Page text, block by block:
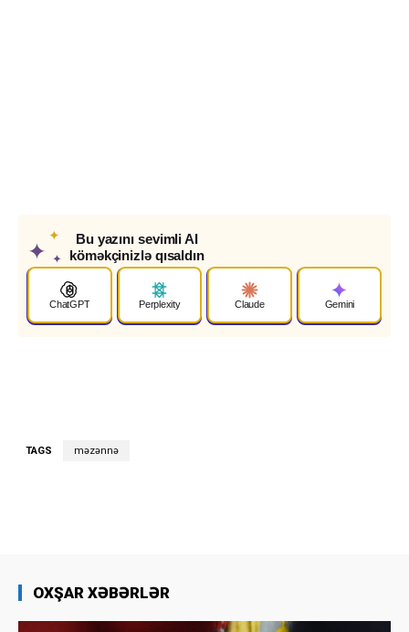
✦
✦
✦
Bu yazını sevimli AI
köməkçinizlə qısaldın
ChatGPT Perplexity Claude Gemini
TAGS məzənnə
OXŞAR XƏBƏRLƏR